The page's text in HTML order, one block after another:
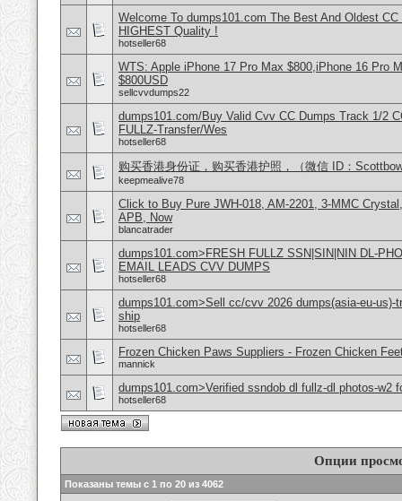
Welcome To dumps101.com The Best And Oldest
HIGHEST Quality !
hotseller68
WTS: Apple iPhone 17 Pro Max $800,iPhone 16 Pro
$800USD
sellcvvdumps22
dumps101.com/Buy Valid Cvv CC Dumps Track 1/2
FULLZ-Transfer/Wes
hotseller68
购买香港身份证，购买香港护照，（微信 ID：
keepmealive78
Click to Buy Pure JWH-018, AM-2201, 3-MMC
APB, Now
blancatrader
dumps101.com>FRESH FULLZ SSN|SIN|NIN DL-
EMAIL LEADS CVV DUMPS
hotseller68
dumps101.com>Sell cc/cvv 2026 dumps(asia-eu-us)-
ship
hotseller68
Frozen Chicken Paws Suppliers - Frozen Chicken
mannick
dumps101.com>Verified ssndob dl fullz-dl photos-w2
hotseller68
Опции
Показаны темы с 1 по 20 из 4062